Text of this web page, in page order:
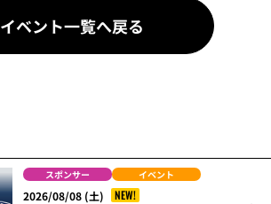
イベント一覧へ戻る
スポンサー イベント
2026/08/08 (土)
NEW!